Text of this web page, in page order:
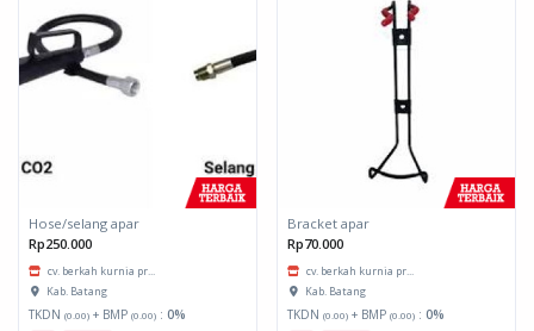
Hose/selang apar
Rp250.000
cv. berkah kurnia pr...
Kab. Batang
TKDN (0.00) + BMP (0.00) : 0%
Bracket apar
Rp70.000
cv. berkah kurnia pr...
Kab. Batang
TKDN (0.00) + BMP (0.00) : 0%